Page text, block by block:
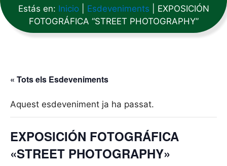
Estás en: Inicio| Esdeveniments
EXPOSICIÓN
FOTOGRÁFICA “STREET PHOTOGRAPHY”
« Tots els Esdeveniments
Aquest esdeveniment ja ha passat.
EXPOSICIÓN FOTOGRÁFICA
«STREET PHOTOGRAPHY»